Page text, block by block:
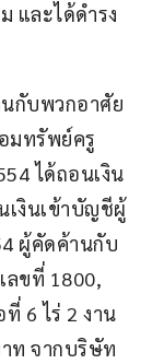
และได้ดำรง
กับพวกอาศัย
มทรัพย์ครู
ได้ถอนเงิน
เงินเข้าบัญชีผู้
ผู้คัดค้านกับ
ขที่ 1800,
6 ไร่ 2 งาน
าท จากบริษัท